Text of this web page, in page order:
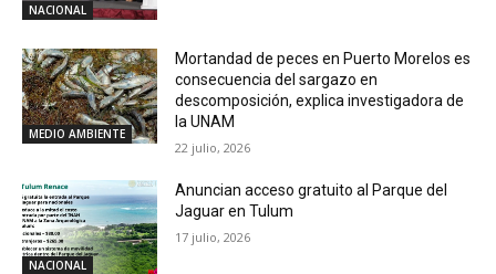
NACIONAL
MEDIO AMBIENTE
Mortandad de peces en Puerto Morelos es
consecuencia del sargazo en
descomposición, explica investigadora de
la UNAM
22 julio, 2026
NACIONAL
Anuncian acceso gratuito al Parque del
Jaguar en Tulum
17 julio, 2026